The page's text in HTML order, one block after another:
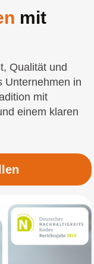
mit
Qualität und
Unternehmen in
mit
einem klaren